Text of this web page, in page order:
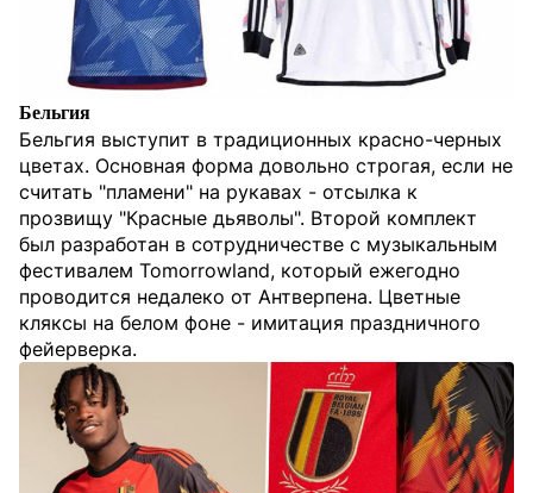
Бельгия
Бельгия выступит в традиционных красно-черных
цветах. Основная форма довольно строгая, если не
считать "пламени" на рукавах - отсылка к
прозвищу "Красные дьяволы". Второй комплект
был разработан в сотрудничестве с музыкальным
фестивалем Tomorrowland, который ежегодно
проводится недалеко от Антверпена. Цветные
кляксы на белом фоне - имитация праздничного
фейерверка.